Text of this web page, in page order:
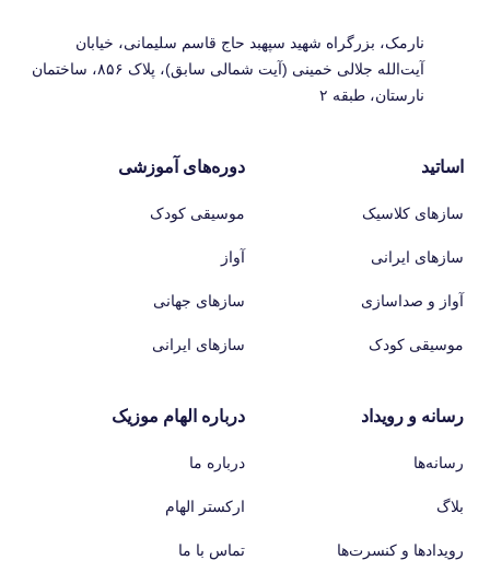
نارمک، بزرگراه شهید سپهبد حاج قاسم سلیمانی، خیابان
آیت‌الله جلالی خمینی (آیت شمالی سابق)، پلاک ۸۵۶، ساختمان
نارستان، طبقه ۲
اساتید
سازهای کلاسیک
سازهای ایرانی
آواز و صداسازی
موسیقی کودک
دوره‌های آموزشی
موسیقی کودک
آواز
سازهای جهانی
سازهای ایرانی
رسانه و رویداد
رسانه‌ها
بلاگ
رویدادها و کنسرت‌ها
درباره الهام موزیک
درباره ما
ارکستر الهام
تماس با ما